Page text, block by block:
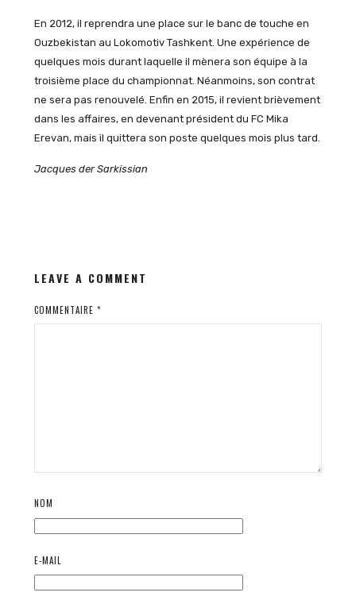
En 2012, il reprendra une place sur le banc de touche en
Ouzbekistan au Lokomotiv Tashkent. Une expérience de
quelques mois durant laquelle il mènera son équipe à la
troisième place du championnat. Néanmoins, son contrat
ne sera pas renouvelé. Enfin en 2015, il revient brièvement
dans les affaires, en devenant président du FC Mika
Erevan, mais il quittera son poste quelques mois plus tard.
Jacques der Sarkissian
LEAVE A COMMENT
COMMENTAIRE *
NOM
E-MAIL